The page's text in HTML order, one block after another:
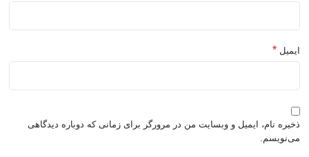
ایمیل *
ذخیره نام، ایمیل و وبسایت من در مرورگر برای زمانی که دوباره دیدگاهی
می‌نویسم.